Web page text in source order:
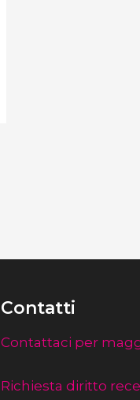
Contatti
Contattaci per
Richiesta diritto